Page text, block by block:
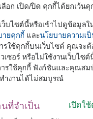
Bangkok Flower
shop near me
bouquet with
ช่อแบงค์
งขวัญ
อก เปิด/ปิด คุกกี้ได้ยกเว้น
บไซต์นี้หรือเข้าไปดูข้อมูล
ายคุกกี้ และนโยบายความเ
ใช้คุกกี้บนเว็บไซต์ คุณจะต้
เซอร์ หรือไม่ใช้งานเว็บไซ
รใช้คุกกี้ ฟังก์ชันและคุณสม
ำงานได้ไม่สมบูรณ์
ที่จำเป็น เปิดใ